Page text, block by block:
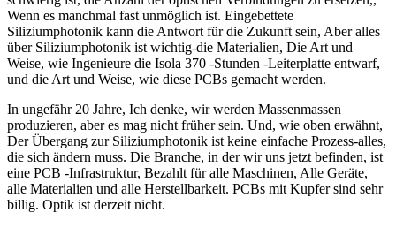
Wenn es manchmal fast unmöglich ist. Eingebettete
Siliziumphotonik kann die Antwort für die Zukunft sein, Aber alles
über Siliziumphotonik ist wichtig-die Materialien, Die Art und
Weise, wie Ingenieure die Isola 370 -Stunden -Leiterplatte entwarf,
und die Art und Weise, wie diese PCBs gemacht werden.
In ungefähr 20 Jahre, Ich denke, wir werden Massenmassen
produzieren, aber es mag nicht früher sein. Und, wie oben erwähnt,
Der Übergang zur Siliziumphotonik ist keine einfache Prozess-alles,
die sich ändern muss. Die Branche, in der wir uns jetzt befinden, ist
eine PCB -Infrastruktur, Bezahlt für alle Maschinen, Alle Geräte,
alle Materialien und alle Herstellbarkeit. PCBs mit Kupfer sind sehr
billig. Optik ist derzeit nicht.